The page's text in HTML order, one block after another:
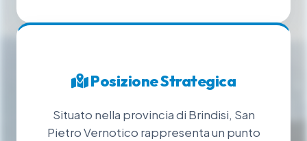
Posizione Strategica
Situato nella provincia di Brindisi, San
Pietro Vernotico rappresenta un punto